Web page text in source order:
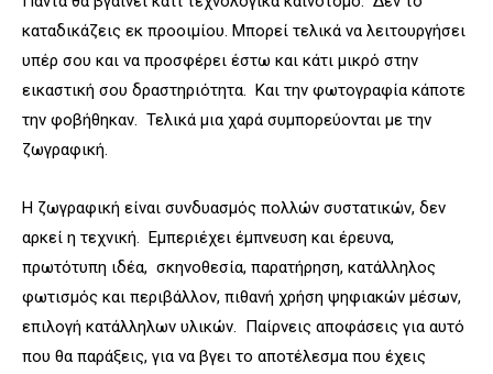
καταδικάζεις εκ προοιμίου. Μπορεί τελικά να λειτουργήσει
υπέρ σου και να προσφέρει έστω και κάτι μικρό στην
εικαστική σου δραστηριότητα. Και την φωτογραφία κάποτε
την φοβήθηκαν. Τελικά μια χαρά συμπορεύονται με την
ζωγραφική.
Η ζωγραφική είναι συνδυασμός πολλών συστατικών, δεν
αρκεί η τεχνική. Εμπεριέχει έμπνευση και έρευνα,
πρωτότυπη ιδέα, σκηνοθεσία, παρατήρηση, κατάλληλος
φωτισμός και περιβάλλον, πιθανή χρήση ψηφιακών μέσων,
επιλογή κατάλληλων υλικών. Παίρνεις αποφάσεις για αυτό
που θα παράξεις, για να βγει το αποτέλεσμα που έχεις